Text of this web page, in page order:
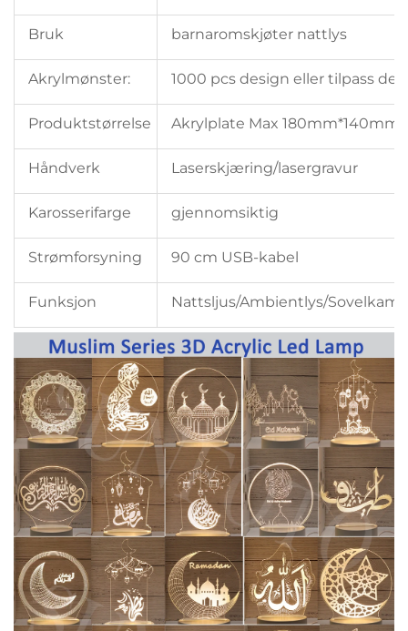
Bruk barnaromskjøter nattlys
Akrylmønster: 1000 pcs design eller tilpass
Produktstørrelse Akrylplate Max
Håndverk Laserskjæring/lasergravur
Karosserifarge gjennomsiktig
Strømforsyning 90 cm USB-kabel
Funksjon Nattsljus/Ambientlys/